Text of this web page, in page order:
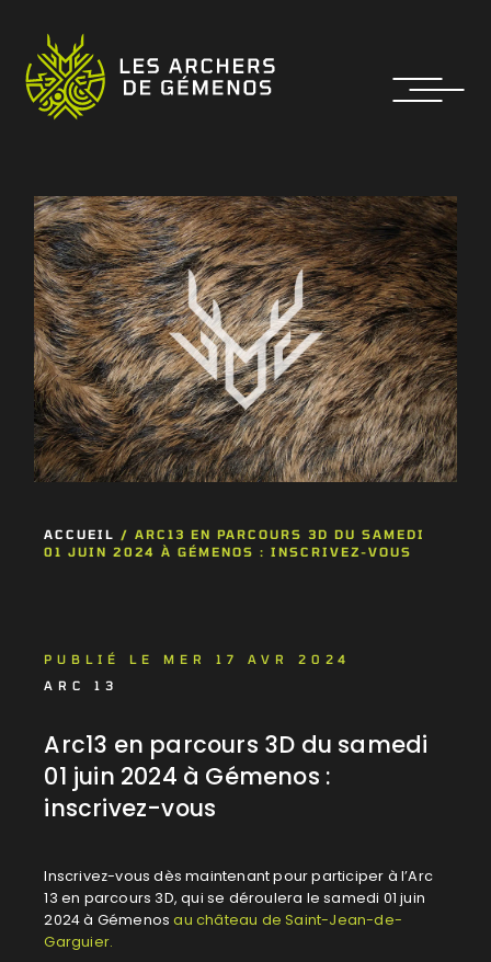
ACCUEIL /ARC13 EN PARCOURS 3D DU SAMEDI
01 JUIN 2024 À GÉMENOS : INSCRIVEZ-VOUS
PUBLIÉ LE MER 17 AVR 2024
ARC 13
Arc13 en parcours 3D du samedi
01 juin 2024 à Gémenos :
inscrivez-vous
Inscrivez-vous dès maintenant pour participer à l’Arc
13 en parcours 3D, qui se déroulera le samedi 01 juin
2024 à Gémenos au château de Saint-Jean-de-
Garguier.